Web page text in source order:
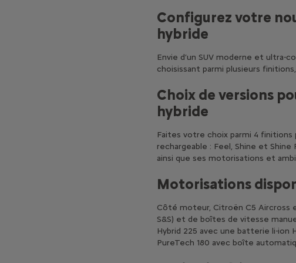
Configurez votre
hybride
Envie d’un SUV moderne et
choisissant parmi plusieurs
Choix de versions
hybride
Faites votre choix parmi 4 finitions
rechargeable : Feel, Shine et
ainsi que ses motorisations et
Motorisations
Côté moteur, Citroën C5 Aircross
S&S) et de boîtes de vitesse
Hybrid 225 avec une batterie li-ion
PureTech 180 avec boîte